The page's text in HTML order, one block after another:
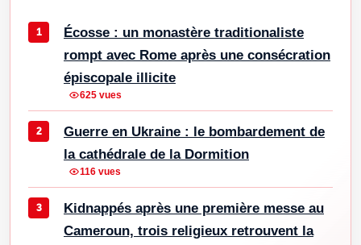
Écosse : un monastère traditionaliste
rompt avec Rome après une consécration
épiscopale illicite
625 vues
Guerre en Ukraine : le bombardement de
la cathédrale de la Dormition
116 vues
Kidnappés après une première messe au
Cameroun, trois religieux retrouvent la